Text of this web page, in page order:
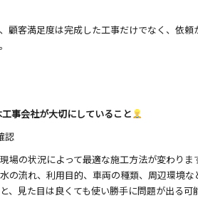
顧客満足度は完成した工事だけでなく、依
事会社が大切にしていること
認
場の状況によって最適な施工方法が変わりま
の流れ、利用目的、車両の種類、周辺環境な
、見た目は良くても使い勝手に問題が出る可